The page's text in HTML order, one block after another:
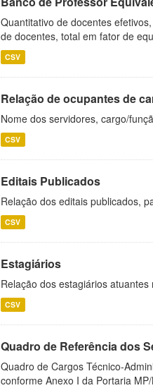
Quantitativo de docentes
de docentes, total em fator de
CSV
Relação de ocupantes de
Nome dos servidores, cargo/
CSV
Editais Publicados
Relação dos editais publicados,
CSV
Estagiários
Relação dos estagiários atuantes
CSV
Quadro de Referência dos
Quadro de Cargos Técnico-
conforme Anexo I da Portaria